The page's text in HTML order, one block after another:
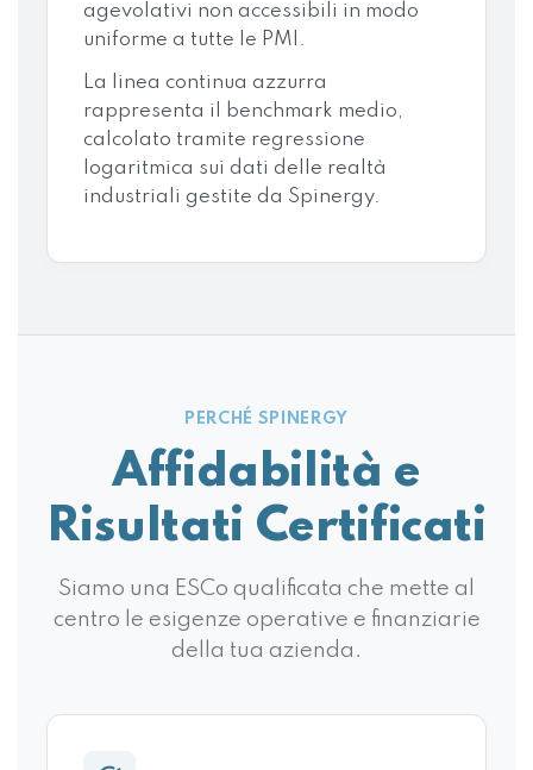
agevolativi non accessibili in modo
uniforme a tutte le PMI.
La linea continua azzurra
rappresenta il benchmark medio,
calcolato tramite regressione
logaritmica sui dati delle realtà
industriali gestite da Spinergy.
PERCHÉ SPINERGY
Affidabilità e
Risultati Certificati
Siamo una ESCo qualificata che mette al
centro le esigenze operative e finanziarie
della tua azienda.